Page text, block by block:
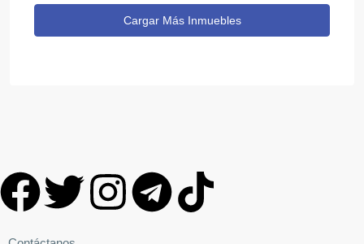
Cargar Más Inmuebles